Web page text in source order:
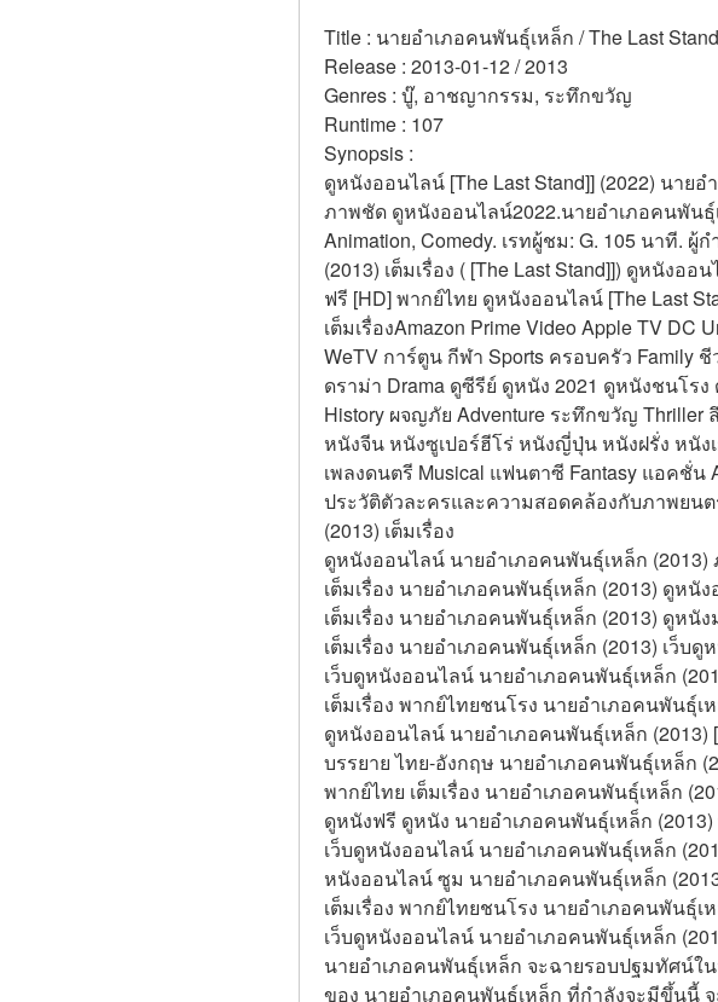
Title : นายอำเภอคนพันธุ์เหล็ก / The Last Stand
Release : 2013-01-12 / 2013
Genres : บู๊, อาชญากรรม, ระทึกขวัญ
Runtime : 107
Synopsis :
ดูหนังออนไลน์ [The Last Stand]] (2022) นาย
ภาพชัด ดูหนังออนไลน์2022.นายอำเภอคนพันธุ์
Animation, Comedy. เรทผู้ชม: G. 105 นาที.
(2013) เต็มเรื่อง ( [The Last Stand]]) ดูหนังอ
ฟรี [HD] พากย์ไทย ดูหนังออนไลน์ [The Last
เต็มเรื่องAmazon Prime Video Apple TV DC
WeTV การ์ตูน กีฬา Sports ครอบครัว Family
ดราม่า Drama ดูซีรีย์ ดูหนัง 2021 ดูหนังชนโร
History ผจญภัย Adventure ระทึกขวัญ Thriller
หนังจีน หนังซูเปอร์ฮีโร่ หนังญี่ปุ่น หนังฝรั่ง หนัง
เพลงดนตรี Musical แฟนตาซี Fantasy แอคชั่น
ประวัติตัวละครและความสอดคล้องกับภาพยนต
(2013) เต็มเรื่อง
ดูหนังออนไลน์ นายอำเภอคนพันธุ์เหล็ก (2013)
เต็มเรื่อง นายอำเภอคนพันธุ์เหล็ก (2013) ดูหนั
เต็มเรื่อง นายอำเภอคนพันธุ์เหล็ก (2013) ดูหนัง
เต็มเรื่อง นายอำเภอคนพันธุ์เหล็ก (2013) เว็บ
เว็บดูหนังออนไลน์ นายอำเภอคนพันธุ์เหล็ก
เต็มเรื่อง พากย์ไทยชนโรง นายอำเภอคนพันธุ์เ
ดูหนังออนไลน์ นายอำเภอคนพันธุ์เหล็ก (2013)
บรรยาย ไทย-อังกฤษ นายอำเภอคนพันธุ์เหล็ก
พากย์ไทย เต็มเรื่อง นายอำเภอคนพันธุ์เหล็ก
ดูหนังฟรี ดูหนัง นายอำเภอคนพันธุ์เหล็ก (2013)
เว็บดูหนังออนไลน์ นายอำเภอคนพันธุ์เหล็ก
หนังออนไลน์ ซูม นายอำเภอคนพันธุ์เหล็ก
เต็มเรื่อง พากย์ไทยชนโรง นายอำเภอคนพันธุ์เ
เว็บดูหนังออนไลน์ นายอำเภอคนพันธุ์เหล็ก
นายอำเภอคนพันธุ์เหล็ก จะฉายรอบปฐมทัศน์
ของ นายอำเภอคนพันธุ์เหล็ก ที่กำลังจะมีขึ้นนี้